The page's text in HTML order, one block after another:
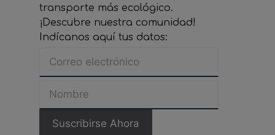
transporte más ecológico.
¡Descubre nuestra comunidad!
Indícanos aquí tus datos: